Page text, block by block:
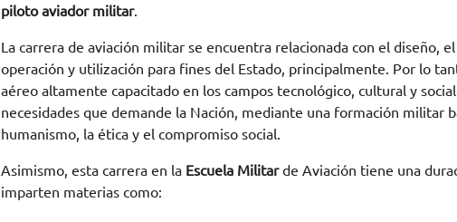
piloto aviador militar.
La carrera de aviación militar se encuentra relacionada con el diseño,
operación y utilización para fines del Estado, principalmente. Por lo
aéreo altamente capacitado en los campos tecnológico, cultural y
necesidades que demande la Nación, mediante una formación militar
humanismo, la ética y el compromiso social.
Asimismo, esta carrera en la Escuela Militarde Aviación tiene una
imparten materias como: